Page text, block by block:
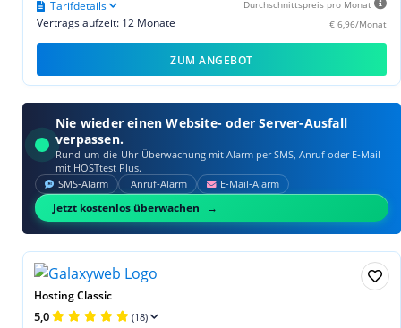
Durchschnittspreis pro Monat
€ 6,96/Monat
Vertragslaufzeit: 12 Monate
Tarifdetails
ZUM ANGEBOT
Nie wieder einen Website- oder Server-Ausfall
verpassen.
Rund-um-die-Uhr-Überwachung mit Alarm per SMS, Anruf oder E‑Mail
mit HOSTtest Plus.
SMS‑Alarm Anruf‑Alarm E‑Mail‑Alarm
Jetzt kostenlos überwachen
Hosting Classic
5,0 (18)